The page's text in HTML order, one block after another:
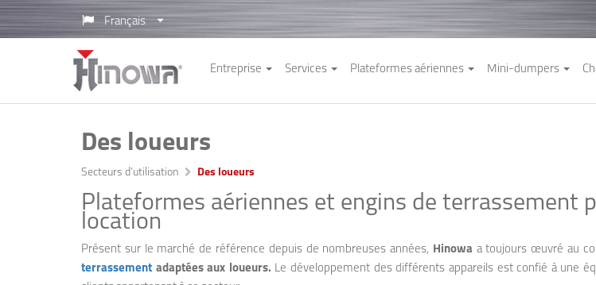
Français
Entreprise Services Plateformes aériennes Mini-dumpers
Des loueurs
Secteurs d’utilisation Des loueurs
Plateformes aériennes et engins de terrassement
location
Présent sur le marché de référence depuis de nombreuses années, Hinowa a toujours œuvré au
terrassement adaptées aux loueurs. Le développement des différents appareils est confié à une